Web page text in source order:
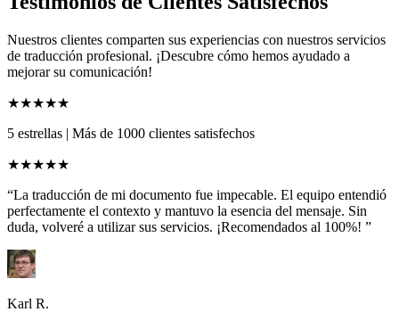
Nuestros clientes comparten sus experiencias con nuestros servicios
de traducción profesional. ¡Descubre cómo hemos ayudado a
mejorar su comunicación!
★★★★★
5 estrellas | Más de 1000 clientes satisfechos
★★★★★
“La traducción de mi documento fue impecable. El equipo entendió
perfectamente el contexto y mantuvo la esencia del mensaje. Sin
duda, volveré a utilizar sus servicios. ¡Recomendados al 100%! ”
Karl R.